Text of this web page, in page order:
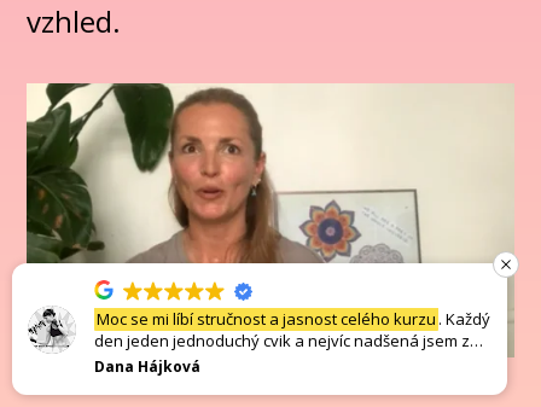
vzhled.
Moc se mi líbí stručnost a jasnost celého kurzu . Každý
den jeden jednoduchý cvik a nejvíc nadšená jsem z
baňkování. Děkuji. Danča
Dana Hájková